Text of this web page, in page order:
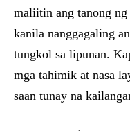
maliitin ang tanong ng
kanila nanggagaling
tungkol sa lipunan.
mga tahimik at nasa
saan tunay na